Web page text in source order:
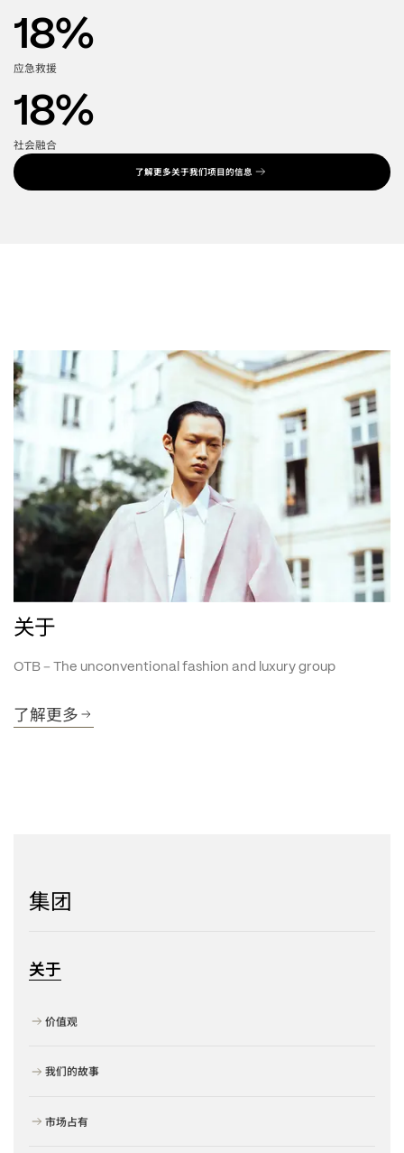
18%
应急救援
18%
社会融合
了解更多关于我们项目的信息
关于
OTB – The unconventional fashion and luxury group
了解更多
集团
关于
价值观
我们的故事
市场占有